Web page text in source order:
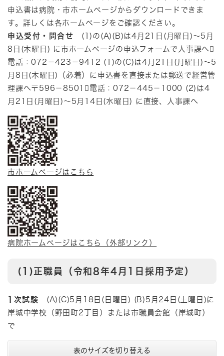
申込書は病院・市ホームページからダウンロードできま
す。詳しくは各ホームページをご確認ください。
申込受付・問合せ (1)の(A)(B)は4月21日(月曜日)～5月
8日(木曜日) に市ホームページの申込フォームで人事課へ
電話：072－423－9412 (1)の(C)は4月21日(月曜日)～5
月8日(木曜日)（必着）に申込書を直接または郵送で経営管
理課へ〒596－8501電話：072－445－1000 (2)は4
月21日(月曜日)～5月14日(水曜日) に直接、人事課へ
市ホームページはこちら
病院ホームページはこちら（外部リンク）
(1)正職員（令和8年4月1日採用予定）
1次試験 (A)(C)5月18日(日曜日) (B)5月24日(土曜日)に
岸城中学校（野田町2丁目）または市職員会館（岸城町）
で
表のサイズを切り替える